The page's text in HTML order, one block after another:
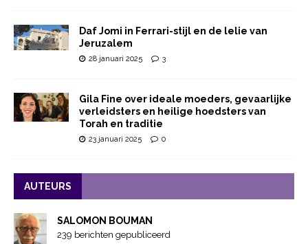
Daf Jomi in Ferrari-stijl en de lelie van
Jeruzalem
28 januari 2025 3
Gila Fine over ideale moeders, gevaarlijke
verleidsters en heilige hoedsters van
Torah en traditie
23 januari 2025 0
AUTEURS
SALOMON BOUMAN
239 berichten gepubliceerd